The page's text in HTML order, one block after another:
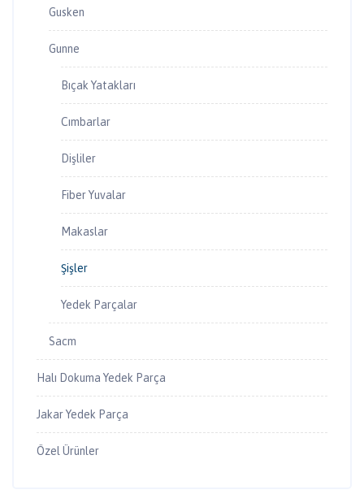
Gusken
Gunne
Bıçak Yatakları
Cımbarlar
Dişliler
Fiber Yuvalar
Makaslar
Şişler
Yedek Parçalar
Sacm
Halı Dokuma Yedek Parça
Jakar Yedek Parça
Özel Ürünler